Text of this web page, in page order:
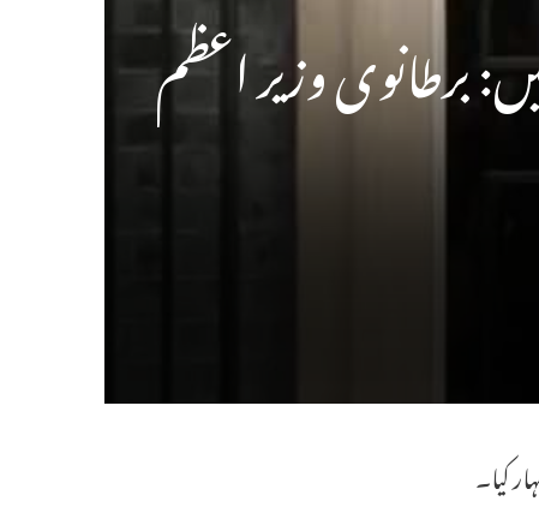
برطانوی وزیر اعظم